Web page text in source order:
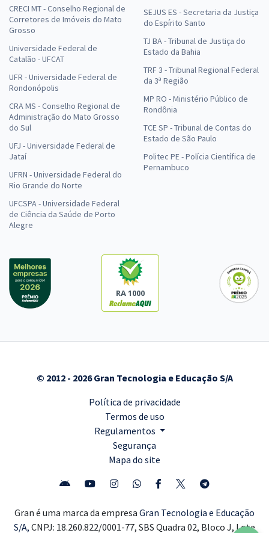
CRECI MT - Conselho Regional de
Corretores de Imóveis do Mato
Grosso
Universidade Federal de
Catalão - UFCAT
UFR - Universidade Federal de
Rondonópolis
CRA MS - Conselho Regional de
Administração do Mato Grosso
do Sul
UFJ - Universidade Federal de
Jataí
UFRN - Universidade Federal do
Rio Grande do Norte
UFCSPA - Universidade Federal
de Ciência da Saúde de Porto
Alegre
SEJUS ES - Secretaria da Justiça
do Espírito Santo
TJ BA - Tribunal de Justiça do
Estado da Bahia
TRF 3 - Tribunal Regional Federal
da 3ª Região
MP RO - Ministério Público de
Rondônia
TCE SP - Tribunal de Contas do
Estado de São Paulo
Politec PE - Polícia Científica de
Pernambuco
RA 1000
© 2012 - 2026 Gran Tecnologia e Educação S/A
Política de privacidade
Termos de uso
Regulamentos
Segurança
Mapa do site
Gran é uma marca da empresa Gran Tecnologia e Educação
S/A, CNPJ: 18.260.822/0001-77, SBS Quadra 02, Bloco J, Lote